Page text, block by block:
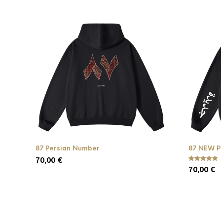
87 Persian Number
70,00 €
87 NEW
Note
5.00
70,00 €